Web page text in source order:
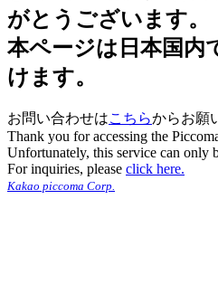
がとうございます。
本ページは日本国内
けます。
お問い合わせはこちらからお願
Thank you for accessing the
Unfortunately, this service can only
For inquiries, please click here.
Kakao piccoma Corp.